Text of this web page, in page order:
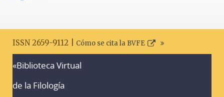
ISSN 2659-9112 | Cómo se cita la BVFE
«Biblioteca Virtual
de la Filología